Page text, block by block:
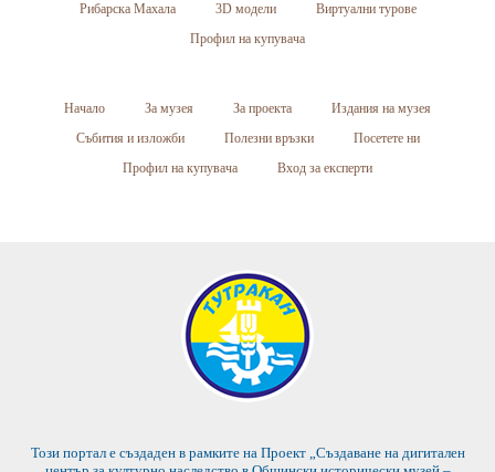
Рибарска Махала
3D модели
Виртуални турове
Профил на купувача
Начало За музея За проекта
Издания на музея
Събития и изложби
Полезни връзки
Посетете ни
Профил на купувача
Вход за експерти
Този портал е създаден в рамките на Проект „Създаване на дигитален